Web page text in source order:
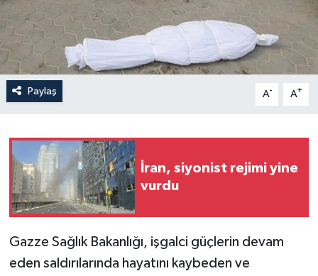
Paylaş A- A+
İran, siyonist rejimi yine
vurdu
Gazze Sağlık Bakanlığı, işgalci güçlerin devam
eden saldırılarında hayatını kaybeden ve
Yaşam